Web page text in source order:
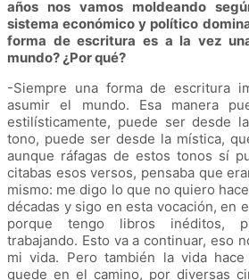
años nos vamos moldeando
sistema económico y político
forma de escritura es a la vez
mundo? ¿Por qué?
-Siempre una forma de escritura
asumir el mundo. Esa manera
estilísticamente, puede ser desde
tono, puede ser desde la mística,
aunque ráfagas de estos tonos sí
citabas esos versos, pensaba que
mismo: me digo lo que no quiero
décadas y sigo en esta vocación, en
porque tengo libros inéditos,
trabajando. Esto va a continuar, eso
mi vida. Pero también la vida
quede en el camino, por diversas